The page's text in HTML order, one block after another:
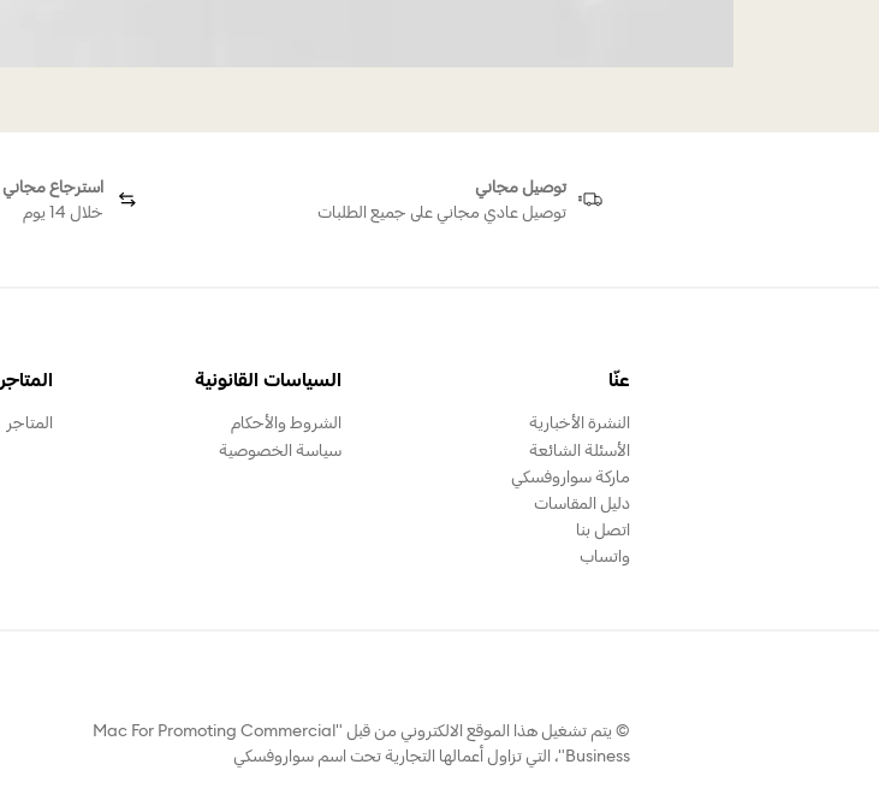
توصيل مجاني
توصيل عادي مجاني على جميع الطلبات
استرجاع مجاني
خلال 14 يوم
عنّا
النشرة الأخبارية
الأسئلة الشائعة
ماركة سواروفسكي
دليل المقاسات
اتصل بنا
واتساب
السياسات القانونية
الشروط والأحكام
سياسة الخصوصية
المتاجر
المتاجر
© يتم تشغيل هذا الموقع الالكتروني من قبل "Mac For Promoting Commercial
Business"، التي تزاول أعمالها التجارية تحت اسم سواروفسكي